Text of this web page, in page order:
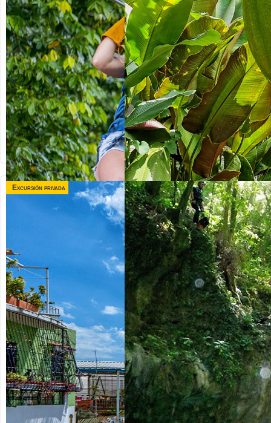
desde US$
120.00
TRIPLE
AVENTURA
Republica Dominicana
desde US$
75.00
VALLE TAINO +
CITY TOUR
Republica Dominicana
Excursión privada